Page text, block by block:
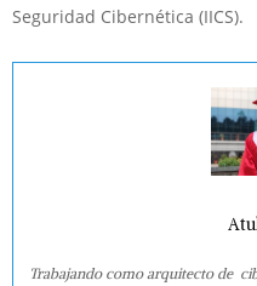
Seguridad Cibernética (IICS).
Trabajando como arquitecto de